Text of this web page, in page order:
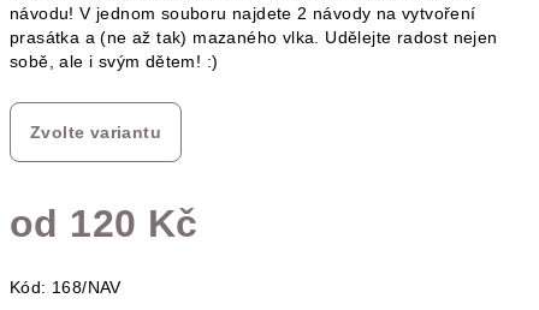
návodu! V jednom souboru najdete 2 návody na vytvoření
prasátka a (ne až tak) mazaného vlka. Udělejte radost nejen
sobě, ale i svým dětem! :)
Zvolte variantu
od 120 Kč
cena:
Kód: 168/NAV